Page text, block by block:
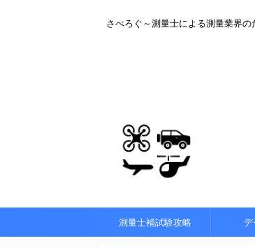
さべろぐ～測量士による測量業界の
測量士補試験攻略 デ